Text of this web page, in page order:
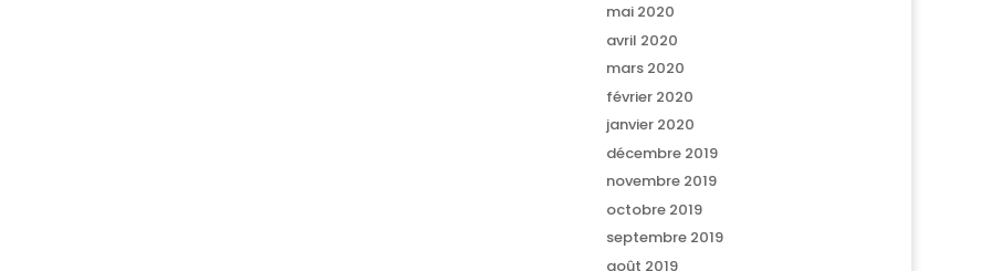
mai 2020
avril 2020
mars 2020
février 2020
janvier 2020
décembre 2019
novembre 2019
octobre 2019
septembre 2019
août 2019